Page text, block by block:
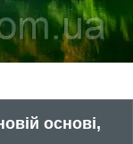
основі,